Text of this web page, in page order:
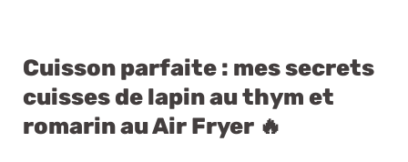
Cuisson parfaite : mes secrets
cuisses de lapin au thym et
romarin au Air Fryer 🔥